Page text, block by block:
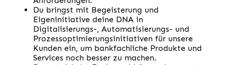
Du bringst mit Begeisterung und
Eigeninitiative deine DNA in
Digitalisierungs-, Automatisierungs- und
Prozessoptimierungsinitiativen für unsere
Kunden ein, um bankfachliche Produkte und
Services noch besser zu machen.